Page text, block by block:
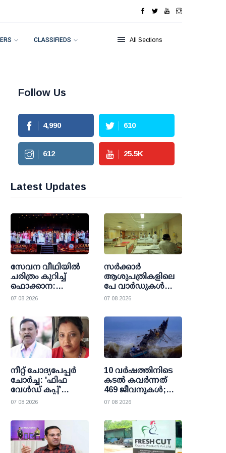
CLASSIFIEDS All Sections
Follow Us
4,990 610
612 25.5K
Latest Updates
സേവന വീഥിയില്‍
ചരിത്രം കുറിച്ച്
ഫൊക്കാന:
കല്‍ഹാരിയില്‍
പുതിയ പ്രഭാതം
07 08 2026
സര്‍ക്കാര്‍
ആശുപത്രികളിലെ
പേ വാര്‍ഡുകള്‍
ഇനി എല്ലാവര്‍ക്കും;
ഒഴിവാക്കി
07 08 2026
നീറ്റ് ചോദ്യപേപ്പര്‍
ചോര്‍ച്ച: 'ഫിഫ
വേള്‍ഡ് കപ്പ്'
വാട്സാപ്പ് ഗ്രൂപ്പ്
ഞെട്ടിക്കുന്ന
വിവരങ്ങള്‍
പുറത്തുവിട്ട്
സി.ബി.ഐ
07 08 2026
10 വര്‍ഷത്തിനിടെ
കടല്‍ കവര്‍ന്നത്
469 ജീവനുകള്‍;
47000 ത്തിലധികം
രക്ഷാകരമേകി
മറൈന്‍ ഫിഷറീസ്
07 08 2026